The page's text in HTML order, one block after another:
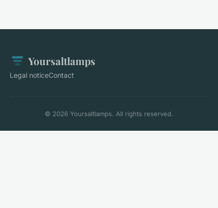
Yoursaltlamps
Legal noticeContact
© 2026 Yoursaltlamps. All rights reserved.